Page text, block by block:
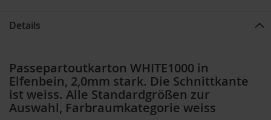
Details
Passepartoutkarton WHITE1000 in
Elfenbein, 2,0mm stark. Die Schnittkante
ist weiss. Alle Standardgrößen zur
Auswahl, Farbraumkategorie weiss